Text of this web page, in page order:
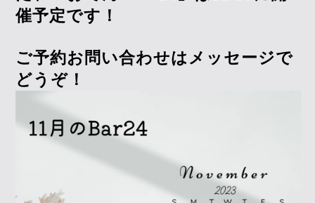
催予定です！
ご予約お問い合わせはメッセージで
どうぞ！